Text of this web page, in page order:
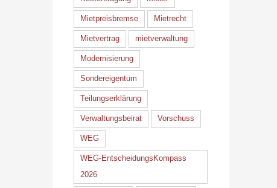
Mietpreisbremse Mietrecht
Mietvertrag mietverwaltung
Modernisierung
Sondereigentum
Teilungserklärung
Verwaltungsbeirat Vorschuss
WEG
WEG-EntscheidungsKompass
2026